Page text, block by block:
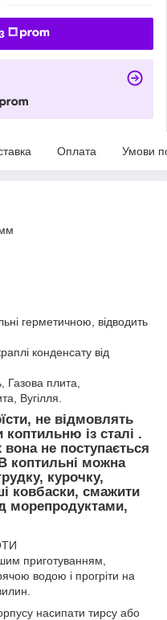
Оплата Умови
герметичною, відводить
конденсату від
Газова плита,
Вугілля.
не відмовлять
коптильню із сталі .
вона не поступається
коптильні можна
курочку,
ковбаски, смажити
морепродуктами,
приготуванням,
водою і прогріти на
насипати тирсу або